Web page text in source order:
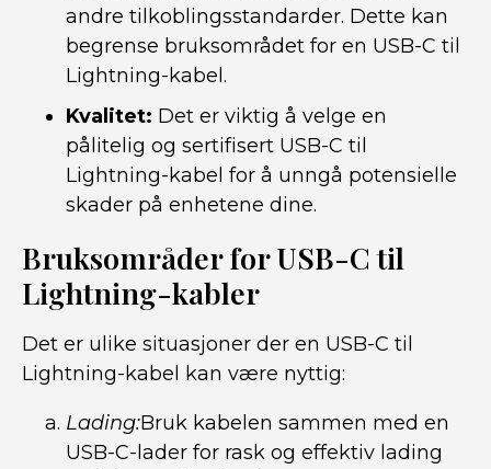
andre tilkoblingsstandarder. Dette kan
begrense bruksområdet for en USB-C til
Lightning-kabel.
Kvalitet: Det er viktig å velge en
pålitelig og sertifisert USB-C til
Lightning-kabel for å unngå potensielle
skader på enhetene dine.
Bruksområder for USB-C til
Lightning-kabler
Det er ulike situasjoner der en USB-C til
Lightning-kabel kan være nyttig:
Lading:Bruk kabelen sammen med en
USB-C-lader for rask og effektiv lading